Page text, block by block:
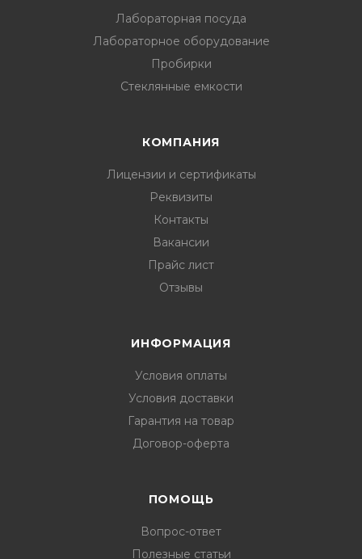
Лабораторная посуда
Лабораторное оборудование
Пробирки
Стеклянные емкости
КОМПАНИЯ
Лицензии и сертификаты
Реквизиты
Контакты
Вакансии
Прайс лист
Отзывы
ИНФОРМАЦИЯ
Условия оплаты
Условия доставки
Гарантия на товар
Договор-оферта
ПОМОЩЬ
Вопрос-ответ
Полезные статьи